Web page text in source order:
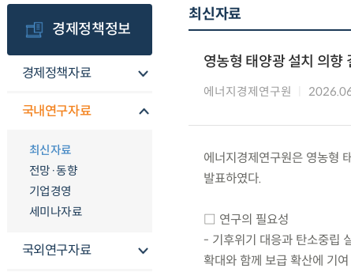
경제정책정보
경제정책자료
국내연구자료
최신자료
전망·동향
기업경영
세미나자료
국외연구자료
최신자료
영농형 태양광 설치 의향
에너지경제연구원
에너지경제연구원은 영농형
발표하였다.
□ 연구의 필요성
- 기후위기 대응과 탄소중립
확대와 함께 보급 확산에 기